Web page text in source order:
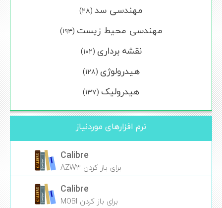
مهندسی سد (۲۸)
مهندسی محیط زیست (۱۹۴)
نقشه برداری (۱۰۲)
هیدرولوژی (۱۲۸)
هیدرولیک (۱۳۷)
نرم افزارهای موردنیاز
Calibre
برای باز کردن AZW3
Calibre
برای باز کردن MOBI